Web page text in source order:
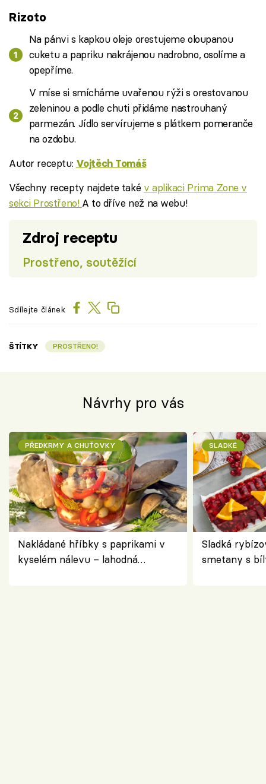
Rizoto
Na pánvi s kapkou oleje orestujeme oloupanou
cuketu a papriku nakrájenou nadrobno, osolíme a
opepříme.
V míse si smícháme uvařenou rýži s orestovanou
zeleninou a podle chuti přidáme nastrouhaný
parmezán. Jídlo servírujeme s plátkem pomeranče
na ozdobu.
Autor receptu: Vojtěch Tomáš
Všechny recepty najdete také v aplikaci Prima Zone v
sekci Prostřeno! A to dříve než na webu!
Zdroj receptu
Prostřeno, soutěžící
Sdílejte článek
ŠTÍTKY PROSTŘENO!
Návrhy pro vás
PŘEDKRMY A CHUŤOVKY
Nakládané hříbky s paprikami v
kyselém nálevu – lahodná
SLADKÉ
Sladká
smetany s